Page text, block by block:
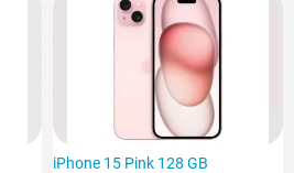
iPhone 15 Pink 128 GB